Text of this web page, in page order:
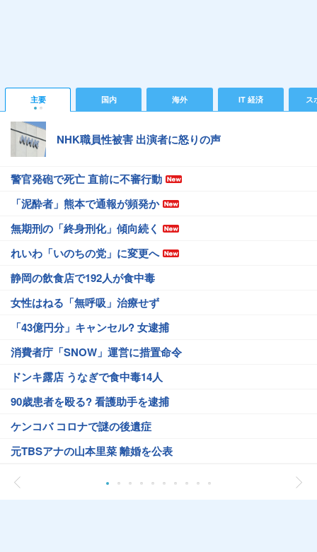
主要 国内 海外 IT 経済 ス
NHK職員性被害 出演者に怒りの声
警官発砲で死亡 直前に不審行動
「泥酔者」熊本で通報が頻発か
無期刑の「終身刑化」傾向続く
れいわ「いのちの党」に変更へ
静岡の飲食店で192人が食中毒
女性はねる「無呼吸」治療せず
「43億円分」キャンセル? 女逮捕
消費者庁「SNOW」運営に措置命令
ドンキ露店 うなぎで食中毒14人
90歳患者を殴る? 看護助手を逮捕
ケンコバ コロナで謎の後遺症
元TBSアナの山本里菜 離婚を公表